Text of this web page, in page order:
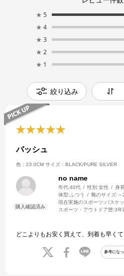
★ 5
★ 4
★ 3
★ 2
★ 1
絞り込み
バッシュ
色：23.0CM サイズ：BLACK/PURE SILVER
no name
年代:40代 性別:女性 身
体型: ふつう 靴のサイズ:
現在実施のスポーツ:バスケ
スポーツ・アウトドア歴:3年
どこよりもお安く買えて、到着も早くて
参考にな